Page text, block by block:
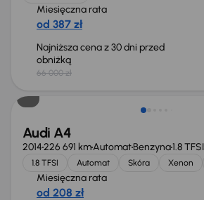
Miesięczna rata
od 387 zł
Najniższa cena z 30 dni przed
obniżką
66 000 zł
Świeżo skupione
Audi A4
2014226 691 kmAutomatBenzyna1.8 TFSI
1.8 TFSI Automat Skóra Xenon
Miesięczna rata
od 208 zł